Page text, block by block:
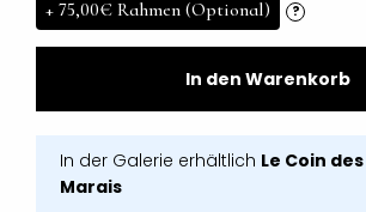
+ 75,00€ Rahmen (Optional) ?
In den Warenkorb
In der Galerie erhältlich Le Coin
Marais